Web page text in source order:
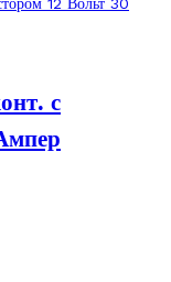
с